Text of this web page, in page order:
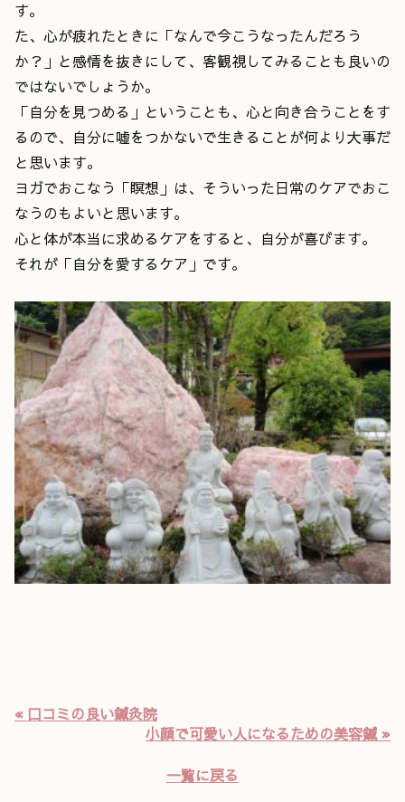
す。
た、心が疲れたときに「なんで今こうなったんだろう
か？」と感情を抜きにして、客観視してみることも良いの
ではないでしょうか。
「自分を見つめる」ということも、心と向き合うことをす
るので、自分に嘘をつかないで生きることが何より大事だ
と思います。
ヨガでおこなう「瞑想」は、そういった日常のケアでおこ
なうのもよいと思います。
心と体が本当に求めるケアをすると、自分が喜びます。
それが「自分を愛するケア」です。
« 口コミの良い鍼灸院
小顔で可愛い人になるための美容鍼 »
一覧に戻る